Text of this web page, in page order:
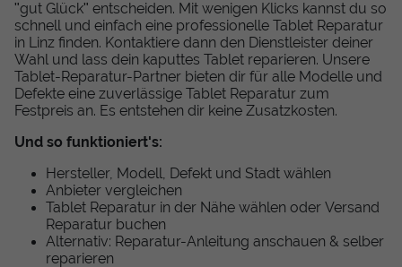
"gut Glück" entscheiden. Mit wenigen Klicks kannst du so
schnell und einfach eine professionelle Tablet Reparatur
in Linz finden. Kontaktiere dann den Dienstleister deiner
Wahl und lass dein kaputtes Tablet reparieren. Unsere
Tablet-Reparatur-Partner bieten dir für alle Modelle und
Defekte eine zuverlässige Tablet Reparatur zum
Festpreis an. Es entstehen dir keine Zusatzkosten.
Und so funktioniert's:
Hersteller, Modell, Defekt und Stadt wählen
Anbieter vergleichen
Tablet Reparatur in der Nähe wählen oder Versand
Reparatur buchen
Alternativ: Reparatur-Anleitung anschauen & selber
reparieren